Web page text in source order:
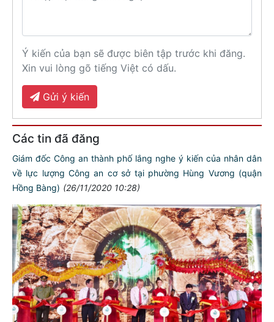
Ý kiến của bạn sẽ được biên tập trước khi đăng.
Xin vui lòng gõ tiếng Việt có dấu.
Gửi ý kiến
Các tin đã đăng
Giám đốc Công an thành phố lắng nghe ý kiến của nhân dân
về lực lượng Công an cơ sở tại phường Hùng Vương (quận
Hồng Bàng) (26/11/2020 10:28)